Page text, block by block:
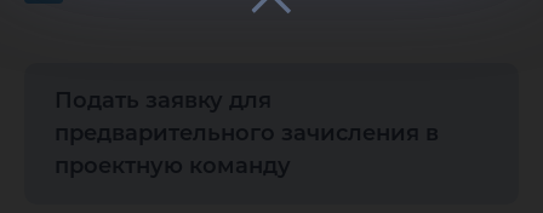
Подать заявку для
предварительного зачисления в
проектную команду